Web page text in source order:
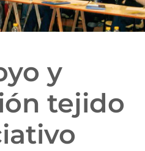
y
tejido